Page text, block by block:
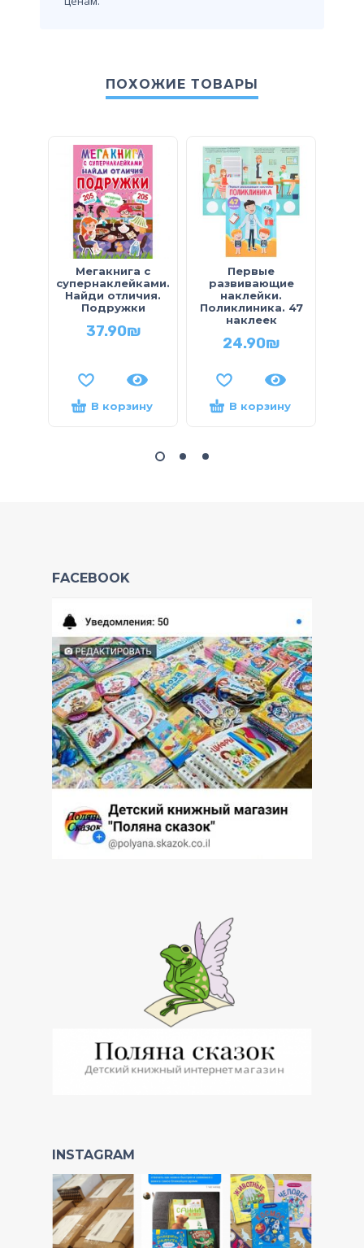
ПОХОЖИЕ ТОВАРЫ
Мегакнига с
супернаклейками.
Найди отличия.
Подружки
37.90₪
В корзину
Первые
развивающие
наклейки.
Поликлиника. 47
наклеек
24.90₪
В корзину
FACEBOOK
INSTAGRAM